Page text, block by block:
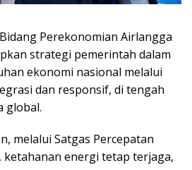
Perekonomian Airlangga
strategi pemerintah dalam
ekonomi nasional melalui
dan responsif, di tengah
global.
melalui Satgas Percepatan
ketahanan energi tetap terjaga,